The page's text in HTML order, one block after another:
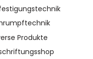
Produkte